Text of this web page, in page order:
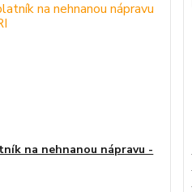
na nehnanou nápravu -